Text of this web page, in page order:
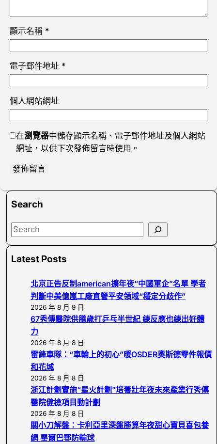
顯示名稱 *
電子郵件地址 *
個人網站網址
在瀏覽器中儲存顯示名稱、電子郵件地址及個人網站
網址，以供下次發佈留言時使用。
Search
S
aLatest Posts
北京正告反制american擴年夜“中國軍企”名單 學者
判斷中美億嵐工廠直營平安領域“穩定分歧作”
2026 年 8 月 9 日
67秀傳醫院供膳歲打乒乓半世紀 練反應也練出好體
力
2026 年 8 月 8 日
雷鋒車隊：“車輪上的初心”暖OSDER奧斯德零件報價
和花城
2026 年 8 月 8 日
浙江計劃實施“星火計劃”培養壯年夜未來產業行秀傳
醫院健檢項目動計劃
2026 年 8 月 8 日
關小刀解盤：卡利亞里深盤勝算年夜甜心寶貝喜包養
網 畢爾巴鄂防輸球